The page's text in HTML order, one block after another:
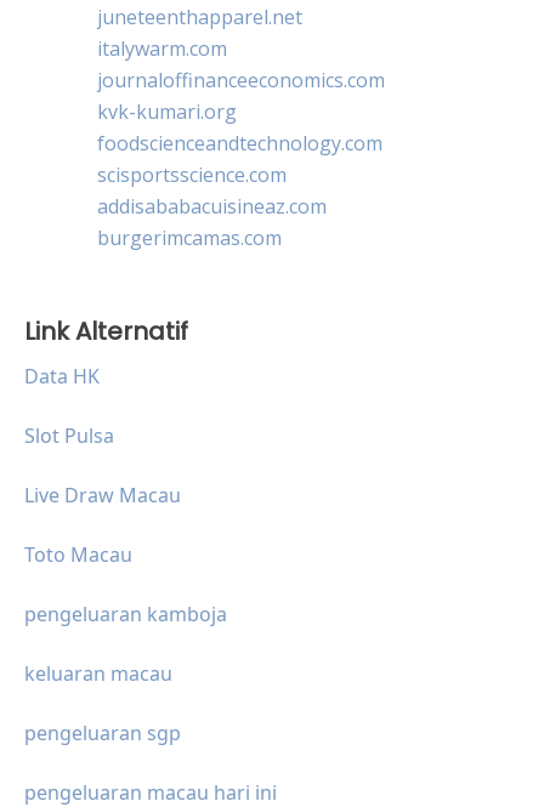
juneteenthapparel.net
italywarm.com
journaloffinanceeconomics.com
kvk-kumari.org
foodscienceandtechnology.com
scisportsscience.com
addisababacuisineaz.com
burgerimcamas.com
Link Alternatif
Data HK
Slot Pulsa
Live Draw Macau
Toto Macau
pengeluaran kamboja
keluaran macau
pengeluaran sgp
pengeluaran macau hari ini